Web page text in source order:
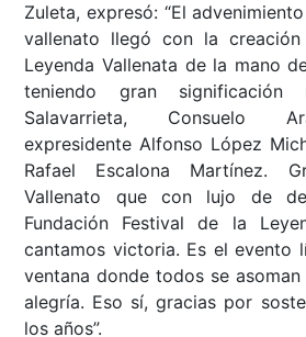
Zuleta, expresó: “El
vallenato llegó con la
Leyenda Vallenata de la mano
teniendo gran significación
Salavarrieta, Consuelo
expresidente Alfonso López
Rafael Escalona Martínez.
Vallenato que con lujo de
Fundación Festival de la
cantamos victoria. Es el evento
ventana donde todos se
alegría. Eso sí, gracias por
los años”.